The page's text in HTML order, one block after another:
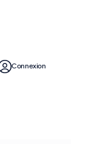
Connexion